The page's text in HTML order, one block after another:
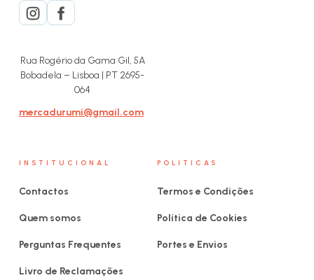
Rua Rogério da Gama Gil, 5A
Bobadela – Lisboa | PT 2695-
064
mercadurumi@gmail.com
INSTITUCIONAL
Contactos
Quem somos
Perguntas Frequentes
Livro de Reclamações
POLITICAS
Termos e Condições
Política de Cookies
Portes e Envios